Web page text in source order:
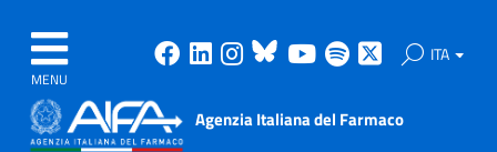
MENU
Facebook
Linkedin
Instagram
Bluesky
Youtube
Spotify ITA
Agenzia Italiana del Farmaco